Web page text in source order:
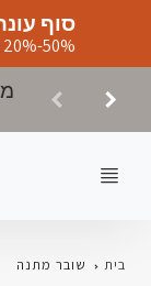
סוף
20%-50% על הכל לזמן מוגבל, כולל קולקציה חדשה
בית שובר מתנה